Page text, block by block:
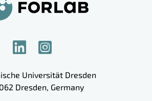
Universität Dresden
Dresden Germany